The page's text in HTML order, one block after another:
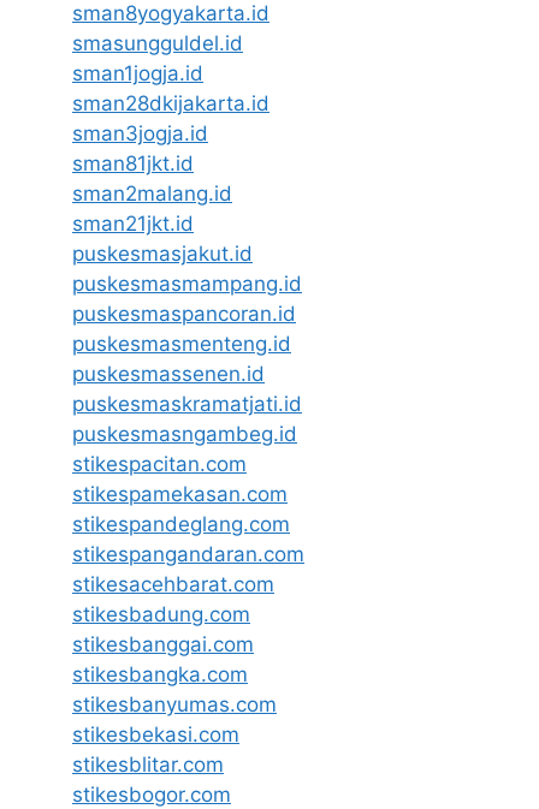
sman8yogyakarta.id
smasungguldel.id
sman1jogja.id
sman28dkijakarta.id
sman3jogja.id
sman81jkt.id
sman2malang.id
sman21jkt.id
puskesmasjakut.id
puskesmasmampang.id
puskesmaspancoran.id
puskesmasmenteng.id
puskesmassenen.id
puskesmaskramatjati.id
puskesmasngambeg.id
stikespacitan.com
stikespamekasan.com
stikespandeglang.com
stikespangandaran.com
stikesacehbarat.com
stikesbadung.com
stikesbanggai.com
stikesbangka.com
stikesbanyumas.com
stikesbekasi.com
stikesblitar.com
stikesbogor.com